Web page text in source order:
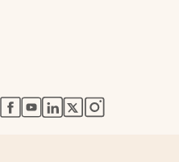
abre en nueva pestaña
abre en nueva pestaña
abre en nueva pestaña
abre en nueva
abre en